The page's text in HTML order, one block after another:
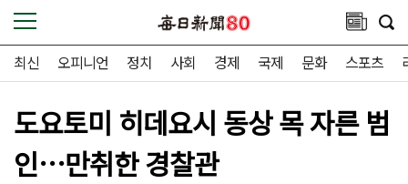
최신 오피니언 정치 사회 경제 국제 문화 스포츠
도요토미 히데요시 동상 목 자른 범
인…만취한 경찰관